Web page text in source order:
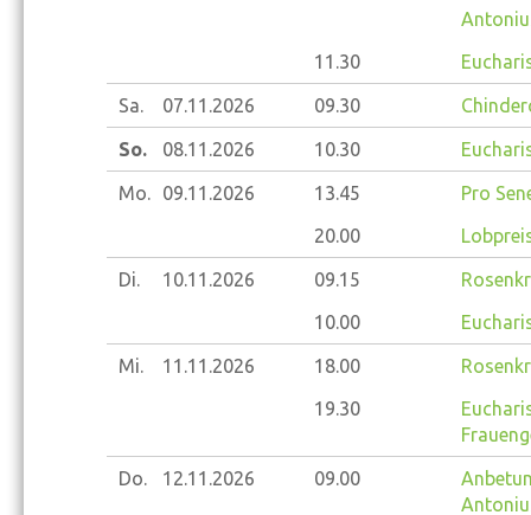
11.30
Sa. 07.11.2026 09.30
So. 08.11.2026 10.30
Mo. 09.11.2026 13.45
Pro
20.00
Di. 10.11.2026 09.15
10.00
Mi. 11.11.2026 18.00
19.30
Do. 12.11.2026 09.00